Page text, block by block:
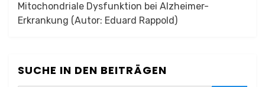
Mitochondriale Dysfunktion bei Alzheimer-
Erkrankung (Autor: Eduard Rappold)
SUCHE IN DEN BEITRÄGEN